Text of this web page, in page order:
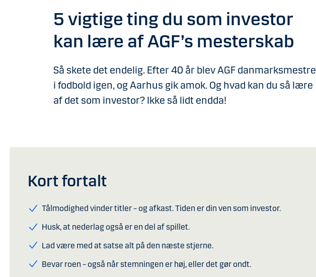
5 vigtige ting du som investor
kan lære af AGF’s mesterskab
Så skete det endelig. Efter 40 år blev AGF danmarksmestre
i fodbold igen, og Aarhus gik amok. Og hvad kan du så lære
af det som investor? Ikke så lidt endda!
Kort fortalt
Tålmodighed vinder titler – og afkast. Tiden er din ven som investor.
Husk, at nederlag også er en del af spillet.
Lad være med at satse alt på den næste stjerne.
Bevar roen – også når stemningen er høj, eller det gør ondt.